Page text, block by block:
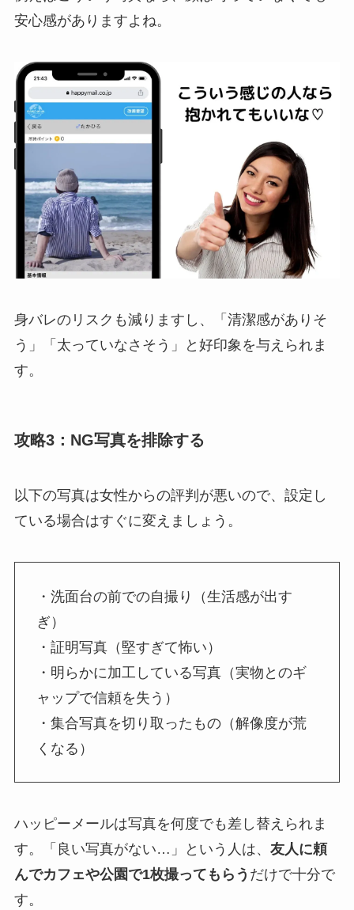
安心感がありますよね。
身バレのリスクも減りますし、「清潔感がありそ
う」「太っていなさそう」と好印象を与えられま
す。
攻略3：NG写真を排除する
以下の写真は女性からの評判が悪いので、設定し
ている場合はすぐに変えましょう。
・洗面台の前での自撮り（生活感が出す
ぎ）
・証明写真（堅すぎて怖い）
・明らかに加工している写真（実物とのギ
ャップで信頼を失う）
・集合写真を切り取ったもの（解像度が荒
くなる）
ハッピーメールは写真を何度でも差し替えられま
す。「良い写真がない…」という人は、 友人に頼
んでカフェや公園で1枚撮ってもらう だけで十分で
す。